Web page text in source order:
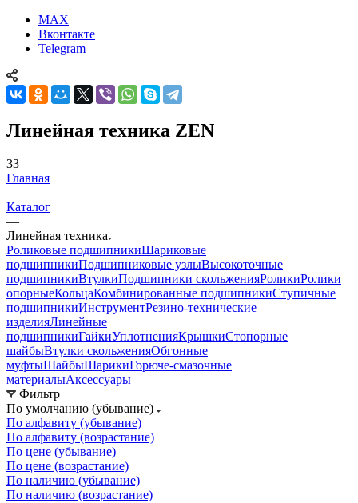
MAX
Вконтакте
Telegram
Линейная техника ZEN
33
Главная
—
Каталог
—
Линейная техника
Роликовые подшипникиШариковые
подшипникиПодшипниковые узлыВысокоточные
подшипникиВтулкиПодшипники скольженияРоликиРолики
опорныеКольцаКомбинированные подшипникиСтупичные
подшипникиИнструментРезино-технические
изделияЛинейные
подшипникиГайкиУплотненияКрышкиСтопорные
шайбыВтулки скольженияОбгонные
муфтыШайбыШарикиГорюче-смазочные
материалыАксессуары
Фильтр
По умолчанию (убывание)
По алфавиту (убывание)
По алфавиту (возрастание)
По цене (убывание)
По цене (возрастание)
По наличию (убывание)
По наличию (возрастание)